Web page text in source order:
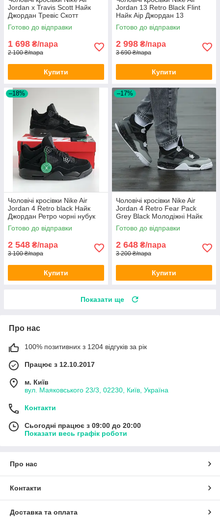
Jordan x Travis Scott Найк
Джордан Тревіс Скотт
Готово до відправки
1 698 ₴/пара
2 100 ₴/пара
Купити
Jordan 13 Retro Black Flint
Найк Аір Джордан 13
Готово до відправки
2 998 ₴/пара
3 690 ₴/пара
Купити
–18%
Чоловічі кросівки Nike Air
Jordan 4 Retro black Найк
Джордан Ретро чорні нубук
весна осінь демі
Готово до відправки
2 548 ₴/пара
3 100 ₴/пара
Купити
–17%
Чоловічі кросівки Nike Air
Jordan 4 Retro Fear Pack
Grey Black Молодіжні Найк
Джордан Ретро чорні з сірим
Готово до відправки
2 648 ₴/пара
3 200 ₴/пара
Купити
Показати ще
Про нас
100% позитивних з 1204 відгуків за рік
Працює з 12.10.2017
м. Київ
вул. Маяковського 23/3, 02230, Київ, Україна
Контакти
Сьогодні працює з 09:00 до 20:00
Показати весь графік роботи
Про нас
Контакти
Доставка та оплата